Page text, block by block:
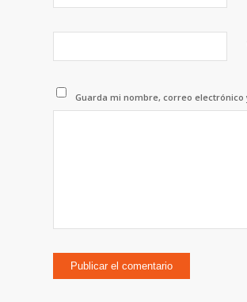
Guarda mi nombre, correo